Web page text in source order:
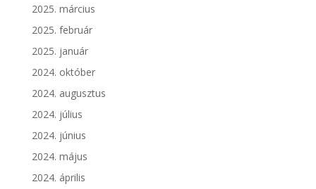
2025. március
2025. február
2025. január
2024. október
2024. augusztus
2024. július
2024. június
2024. május
2024. április